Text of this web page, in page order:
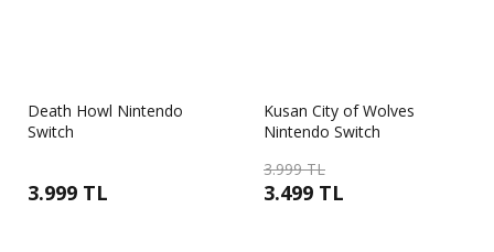
Death Howl Nintendo
Switch
3.999 TL
Kusan City of Wolves
Nintendo Switch
3.999 TL
3.499 TL